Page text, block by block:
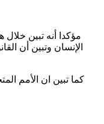
مؤكدا أنه تبين
الإنسان وتبين أن
كما تبين ان الأمم